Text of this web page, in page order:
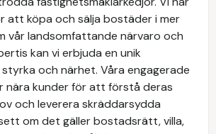
att köpa och sälja bostäder i mer
vår landsomfattande närvaro och
kan vi erbjuda en unik
och närhet. Våra engagerade
nära kunder för att förstå deras
och leverera skräddarsydda
om det gäller bostadsrätt, villa,